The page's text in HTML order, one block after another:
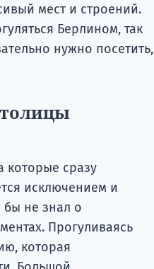
мест и строений.
Берлином, так
нужно посетить,
которые сразу
исключением и
бы не знал о
Прогуливаясь
которая